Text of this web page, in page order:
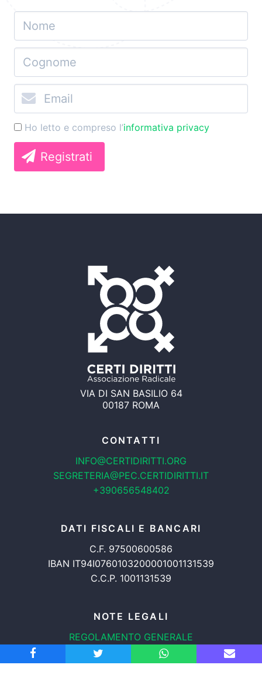
Ho letto e compreso l’informativa privacy
Registrati
VIA DI SAN BASILIO 64
00187 ROMA
CONTATTI
INFO@CERTIDIRITTI.ORG
SEGRETERIA@PEC.CERTIDIRITTI.IT
+390656548402
DATI FISCALI E BANCARI
C.F. 97500600586
IBAN IT94I0760103200001001131539
C.C.P. 1001131539
NOTE LEGALI
REGOLAMENTO GENERALE
PROTEZIONE DATI
INFORMATIVA COOKIES